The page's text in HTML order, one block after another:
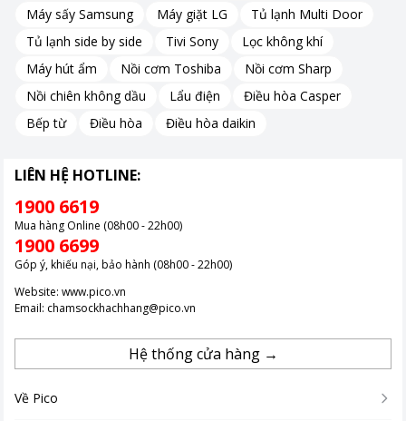
Máy sấy Samsung
Máy giặt LG
Tủ lạnh Multi Door
Tủ lạnh side by side
Tivi Sony
Lọc không khí
Máy hút ẩm
Nồi cơm Toshiba
Nồi cơm Sharp
Nồi chiên không dầu
Lẩu điện
Điều hòa Casper
Bếp từ
Điều hòa Điều hòa daikin
LIÊN HỆ HOTLINE:
1900 6619
Mua hàng Online (08h00 - 22h00)
1900 6699
Góp ý, khiếu nại, bảo hành (08h00 - 22h00)
Website: www.pico.vn
Email: chamsockhachhang@pico.vn
Hệ thống cửa hàng →
Về Pico